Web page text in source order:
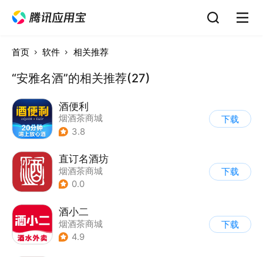
首页 软件 相关推荐
“安雅名酒”的相关推荐(27)
酒便利
烟酒茶商城
3.8
下载
直订名酒坊
烟酒茶商城
0.0
下载
酒小二
烟酒茶商城
4.9
下载